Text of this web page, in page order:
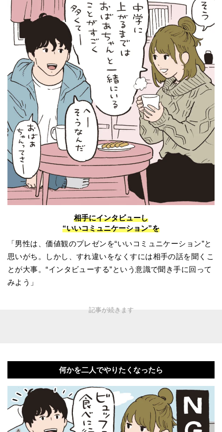
相手にインタビューし
“いいコミュニケーション”を
「男性は、価値観のプレゼンを“いいコミュニケーション”と
思いがち。しかし、すれ違いをなくすには相手の話を聞くこ
とが大事。“インタビューする”という意識で聞き手に回って
みよう」
何かを二人でやりたくなったら